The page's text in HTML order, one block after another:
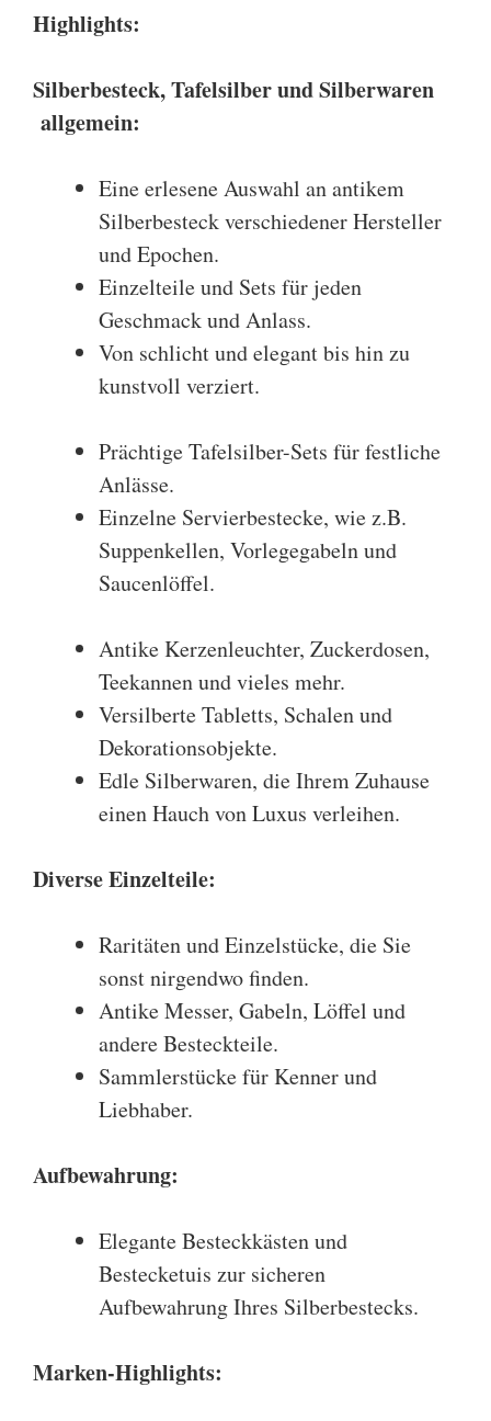
Highlights:
Silberbesteck,TafelsilberundSilberwaren
allgemein:
Eine erlesene Auswahl an antikem
Silberbesteck verschiedener Hersteller
und Epochen.
Einzelteile und Sets für jeden
Geschmack und Anlass.
Von schlicht und elegant bis hin zu
kunstvoll verziert.
Prächtige Tafelsilber-Sets für festliche
Anlässe.
Einzelne Servierbestecke, wie z.B.
Suppenkellen, Vorlegegabeln und
Saucenlöffel.
Antike Kerzenleuchter, Zuckerdosen,
Teekannen und vieles mehr.
Versilberte Tabletts, Schalen und
Dekorationsobjekte.
Edle Silberwaren, die Ihrem Zuhause
einen Hauch von Luxus verleihen.
Diverse Einzelteile:
Raritäten und Einzelstücke, die Sie
sonst nirgendwo finden.
Antike Messer, Gabeln, Löffel und
andere Besteckteile.
Sammlerstücke für Kenner und
Liebhaber.
Aufbewahrung:
Elegante Besteckkästen und
Bestecketuis zur sicheren
Aufbewahrung Ihres Silberbestecks.
Marken-Highlights: